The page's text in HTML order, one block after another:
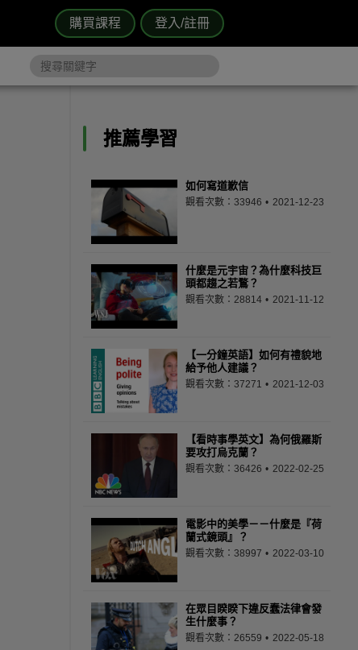
購買課程 登入/註冊
推薦學習
如何寫道歉信
觀看次數：33946 2021-12-23
什麼是元宇宙？為什麼科技巨
頭都趨之若鶩？
觀看次數：28814 2021-11-12
【一分鐘英語】如何有禮貌地
給予他人建議？
觀看次數：37271 2021-12-03
【看時事學英文】為何俄羅斯
要攻打烏克蘭？
觀看次數：36426 2022-02-25
電影中的美學－－什麼是『荷
蘭式鏡頭』？
觀看次數：38997 2022-03-10
在眾目睽睽下違反蠢法律會發
生什麼事？
觀看次數：26559 2022-05-18